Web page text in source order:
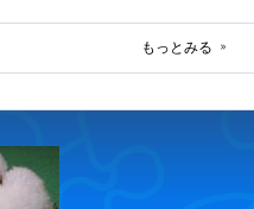
もっとみる